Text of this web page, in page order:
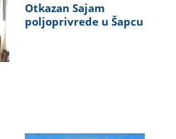
Otkazan Sajam
poljoprivrede u Šapcu